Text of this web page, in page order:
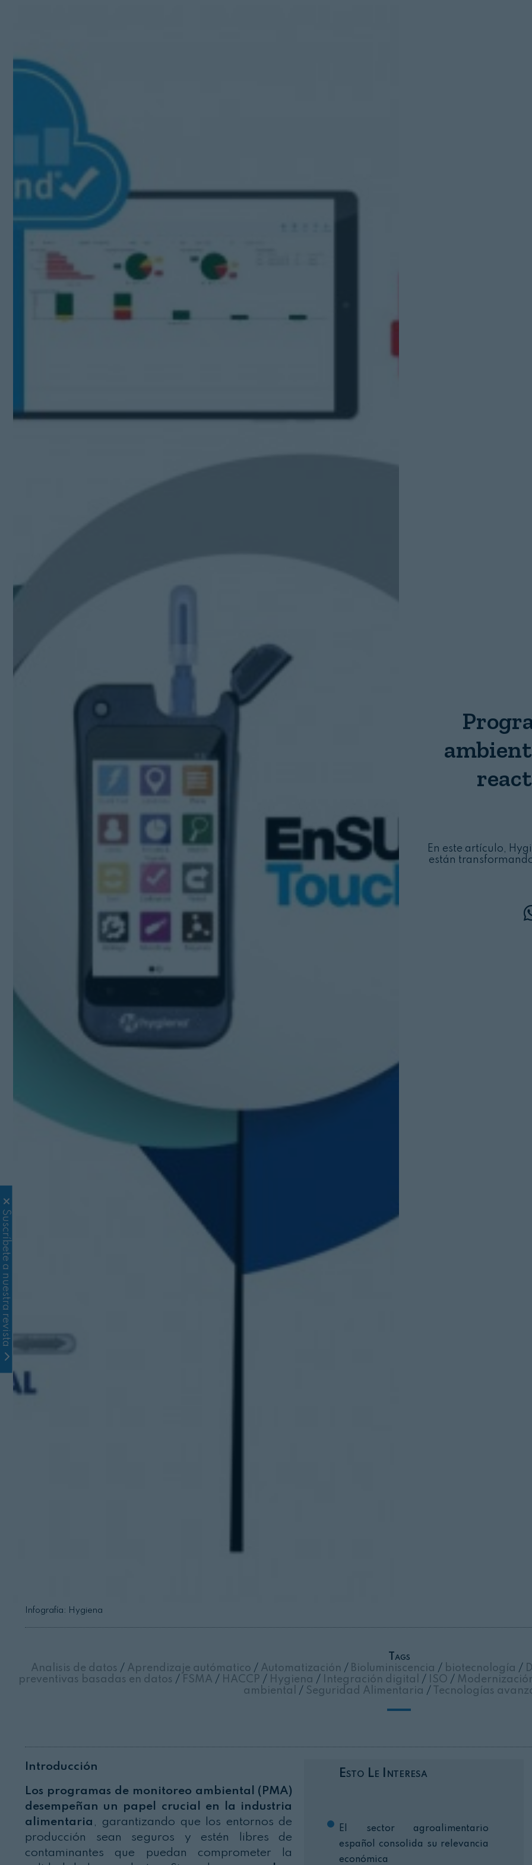
Infografía: Hygiena
En este artículo,
están
Tags
Analisis de datos / Aprendizaje autómatico / Automatización / Bioluminiscencia / biotecnología /
preventivas basadas en datos / FSMA / HACCP / Hygiena / Integración digital / ISO /
ambiental / Seguridad Alimentaria / Tecnologías
Esto Le Interesa
El sector agroalimentario
español consolida su relevancia
económica
Introducción
Los programas de monitoreo ambiental (PMA)
desempeñan un papel crucial en la industria
alimentaria , garantizando que los entornos de
producción sean seguros y estén libres de
contaminantes que puedan comprometer la
Suscríbete a nuestra revista
INICIO SESION